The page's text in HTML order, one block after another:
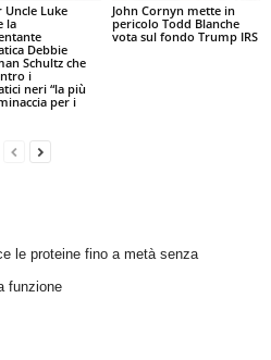
Uncle Luke
la
Debbie
Schultz che
i
neri “la più
per i
John Cornyn mette in
pericolo Todd Blanche
vota sul fondo Trump IRS
le proteine fino a metà senza
funzione